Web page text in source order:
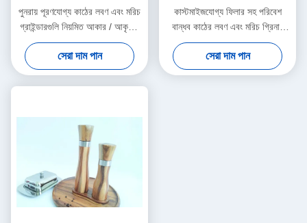
পুনরায় পূরণযোগ্য কাঠের লবণ এবং মরিচ
গ্রাইন্ডারগুলি নিয়মিত আকার / আকৃতির
সাথে
সেরা দাম পান
কাস্টমাইজযোগ্য ফিলার সহ পরিবেশ
বান্ধব কাঠের লবণ এবং মরিচ গ্রিনার
ব্যবহারকারী বন্ধুত্বপূর্ণ নকশা
সেরা দাম পান